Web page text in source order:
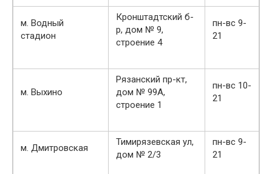
м. Водный
стадион
Кронштадтский б-
р, дом № 9,
строение 4
пн-вс 9-
21
м. Выхино
Рязанский пр-кт,
дом № 99А,
строение 1
пн-вс 10-
21
м. Дмитровская
Тимирязевская ул,
дом № 2/3
пн-вс 9-
21